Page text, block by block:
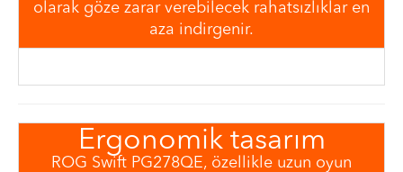
olarak göze zarar verebilecek rahatsızlıklar en
aza indirgenir.
Ergonomik tasarım
ROG Swift PG278QE, özellikle uzun oyun